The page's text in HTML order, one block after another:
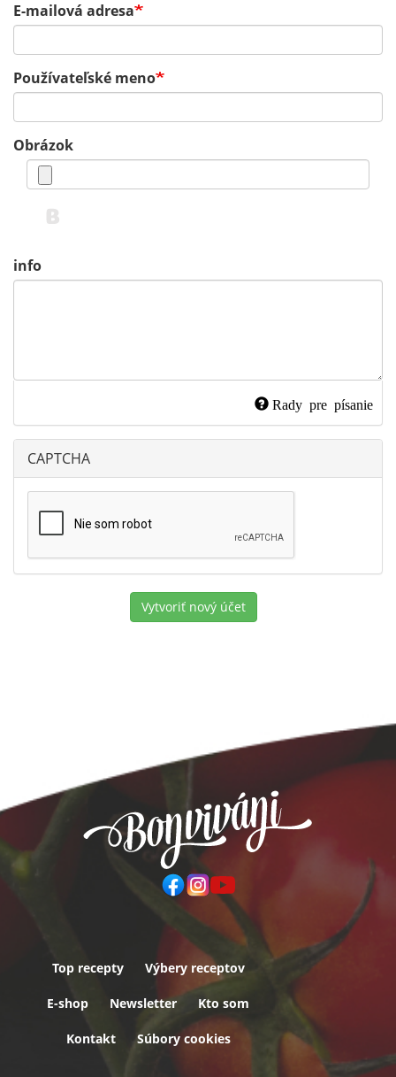
E-mailová adresa
Používateľské meno
Obrázok
info
Rady pre písanie
CAPTCHA
Vytvoriť nový účet
Päta
Top recepty Výbery receptov
E-shop Newsletter Kto som
Kontakt Súbory cookies